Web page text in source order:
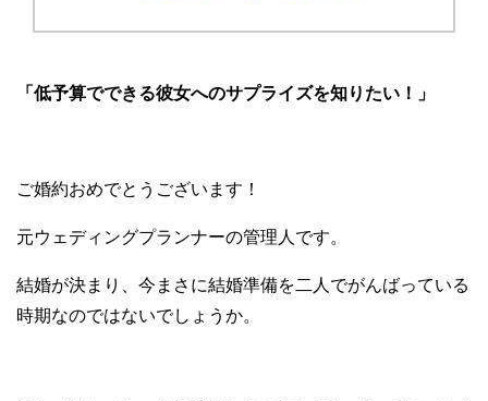
「低予算でできる彼女へのサプライズを知りたい！」
ご婚約おめでとうございます！
元ウェディングプランナーの管理人です。
結婚が決まり、今まさに結婚準備を二人でがんばっている
時期なのではないでしょうか。